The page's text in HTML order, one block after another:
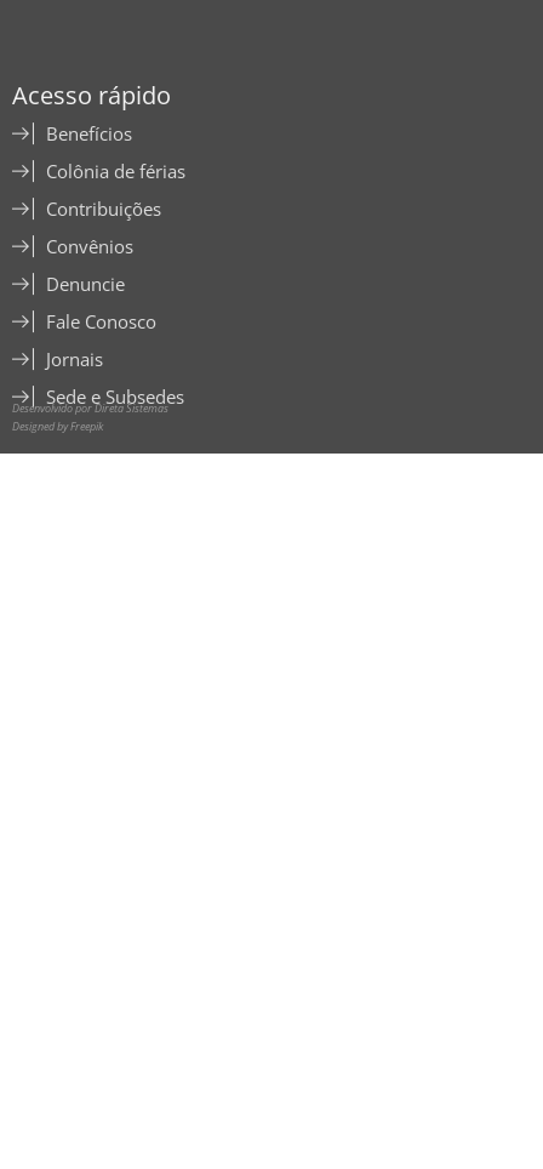
Acesso rápido
Benefícios
Colônia de férias
Contribuições
Convênios
Denuncie
Fale Conosco
Jornais
Sede e Subsedes
Desenvolvido por Direta Sistemas
Designed by Freepik